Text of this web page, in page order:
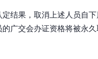
结果，取消上述人员自
广交会办证资格将被永久